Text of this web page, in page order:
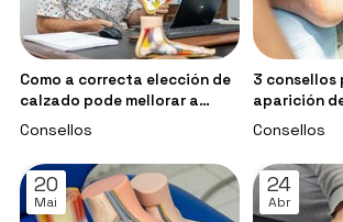
Como a correcta elección de
calzado pode mellorar a
marcha?
Consellos
3 consellos
aparición
durezas nos
Consellos
20
Mai
24
Abr